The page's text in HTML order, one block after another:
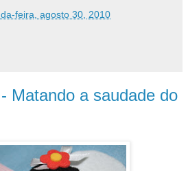
feira, agosto 30, 2010
Matando a saudade do